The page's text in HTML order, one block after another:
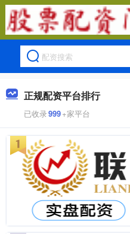
正规配资平台排行
已收录999+家平台